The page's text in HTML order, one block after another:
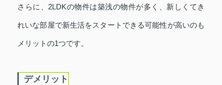
さらに、2LDKの物件は築浅の物件が多く、新しくてき
れいな部屋で新生活をスタートできる可能性が高いのも
メリットの1つです。
デメリット